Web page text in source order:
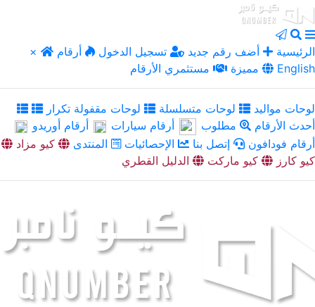
× الرئيسية أضف رقم جديد تسجيل الدخول
أرقام
مميزة
مستثمري الأرقام English
لوحات مواليد لوحات متسلسلة
لوحات مقفولة تكرار
أحدث الأرقام
مطلوب أرقام سيارات
أرقام أوريدو
أرقام فودافون
إتصل بنا الإحصائيات المنتدى
كيو مزاد
كيو كارز
كيو ماركت الدليل القطري